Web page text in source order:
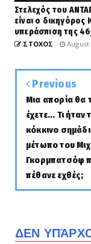
Στελεχός του
είναι ο
υπεράσπιση της
ΣΤΟΧΟΣ August
Previous
Μια απορία θα
έχετε... Τι ήταν
κόκκινο
μέτωπο του
Γκορμπατσόφ
πέθανε εχθές;
ΔΕΝ